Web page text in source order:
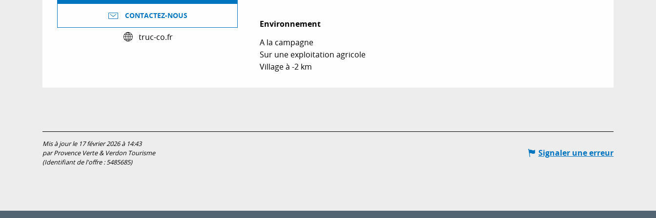
CONTACTEZ-NOUS
truc-co.fr
Environnement
Environnement
A la campagne
Sur une exploitation agricole
Village à -2 km
Mis à jour le 17 février 2026 à 14:43
par Provence Verte & Verdon Tourisme
(Identifiant de l'offre :5485685)
Signaler une erreur